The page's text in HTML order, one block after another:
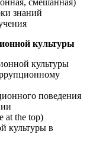
знаний
культуры
культуры
поведения
at the top)
культуры в